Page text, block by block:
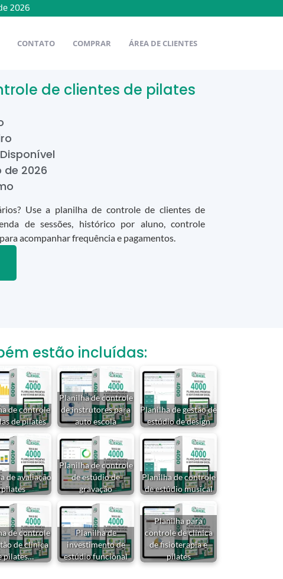
2026
CONTATO COMPRAR ÁREA DE CLIENTES
de clientes de pilates
de 2026
Use a planilha de controle de clientes de
de sessões, histórico por aluno, controle
acompanhar frequência e pagamentos.
estão incluídas:
de controle
de pilates
Planilha de controle
de instrutores para
auto escola
Planilha de gestão de
estúdio de design
de avaliação
pilates
Planilha de controle
de estúdio de
gravação
Planilha de controle
de estúdio musical
de controle
de clínica
pilates…
Planilha de
investimento de
estúdio funcional
Planilha para
controle de clínica
de fisioterapia e
pilates